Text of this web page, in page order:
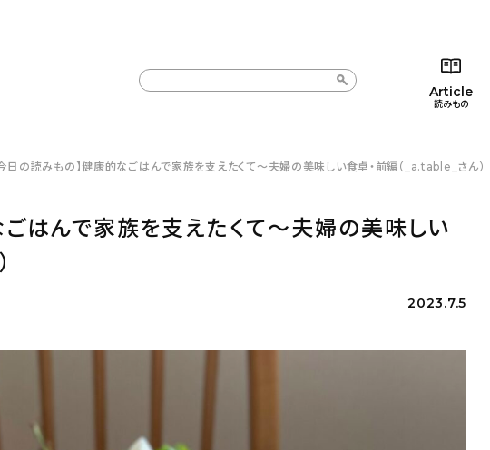
Article
読みもの
カテゴリー一覧 コラム
カテゴリー一覧 インテリア
今日の読みもの】健康的なごはんで家族を支えたくて〜夫婦の美味しい食卓・前編（_a.table_さん）
ごはんで家族を支えたくて〜夫婦の美味しい
2023.7.5